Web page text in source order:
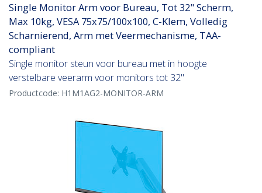
Single Monitor Arm voor Bureau, Tot 32" Scherm,
Max 10kg, VESA 75x75/100x100, C-Klem, Volledig
Scharnierend, Arm met Veermechanisme, TAA-
compliant
Single monitor steun voor bureau met in hoogte
verstelbare veerarm voor monitors tot 32"
Productcode: H1M1AG2-MONITOR-ARM